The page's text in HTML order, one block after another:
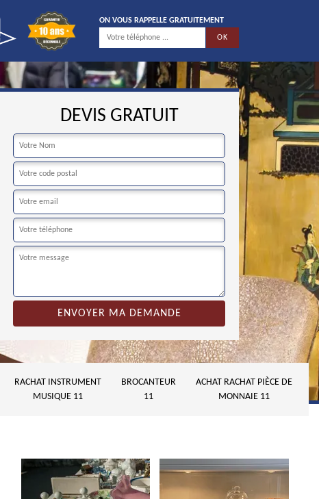
ON VOUS RAPPELLE GRATUITEMENT
DEVIS GRATUIT
RACHAT INSTRUMENT
MUSIQUE 11
BROCANTEUR
11
ACHAT RACHAT PIÈCE DE
MONNAIE 11